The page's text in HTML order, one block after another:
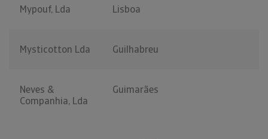
Mypouf, Lda Lisboa
Mysticotton Lda Guilhabreu
Neves &
Companhia, Lda
Guimarães